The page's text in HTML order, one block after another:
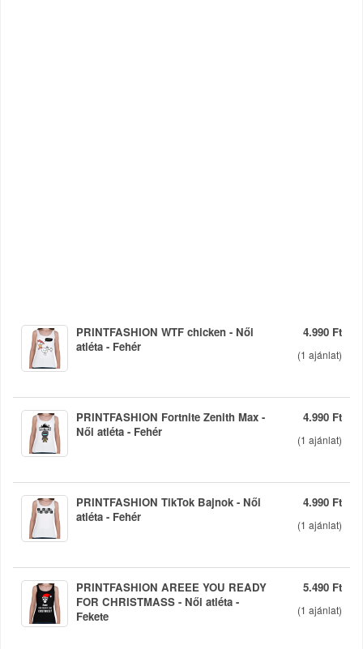
4.990 Ft
(1 ajánlat)
PRINTFASHION WTF chicken - Női
atléta - Fehér
4.990 Ft
(1 ajánlat)
PRINTFASHION Fortnite Zenith Max -
Női atléta - Fehér
4.990 Ft
(1 ajánlat)
PRINTFASHION TikTok Bajnok - Női
atléta - Fehér
5.490 Ft
(1 ajánlat)
PRINTFASHION AREEE YOU READY
FOR CHRISTMASS - Női atléta -
Fekete